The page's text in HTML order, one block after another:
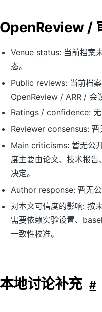
OpenReview /
Venue status: 当前档案
态。
Public reviews: 当前档
OpenReview / ARR / 会
Ratings / confidence: 无
Reviewer consensus: 暂
Main criticisms: 暂无公
度主要由论文、技术报
决定。
Author response: 暂无
对本文可信度的影响: 按
需要依赖实验设置、
一致性校准。
本地讨论补充 #